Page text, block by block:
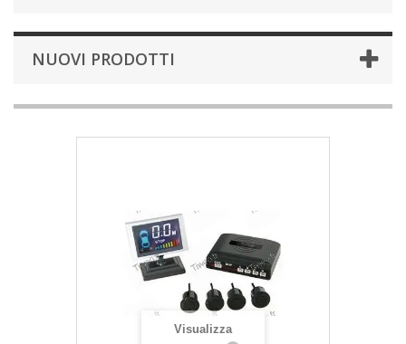
NUOVI PRODOTTI
Visualizza